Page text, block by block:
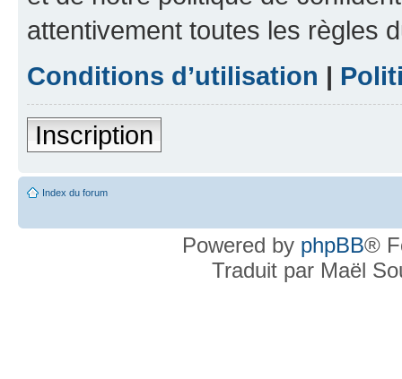
attentivement toutes les règles
Conditions d’utilisation |
Inscription
Index du forum
Powered by phpBB®
Traduit par Maël